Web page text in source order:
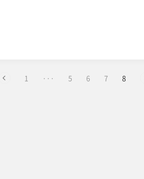
: 위헌법률심판 사건: 법률이 헌법에 위배되는지
1 ··· 5 6 7 8